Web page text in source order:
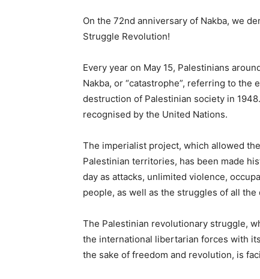
On the 72nd anniversary of Nakba, we
Struggle Revolution!
Every year on May 15, Palestinians
Nakba, or “catastrophe”, referring to
destruction of Palestinian society in
recognised by the United Nations.
The imperialist project, which allowed
Palestinian territories, has been made
day as attacks, unlimited violence,
people, as well as the struggles of all
The Palestinian revolutionary struggle,
the international libertarian forces with
the sake of freedom and revolution, is